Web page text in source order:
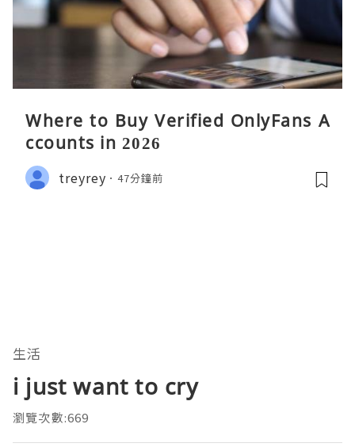
Where to Buy Verified OnlyFans A
ccounts in 2026
treyrey 47分鐘前
生活
i just want to cry
瀏覽次數:669